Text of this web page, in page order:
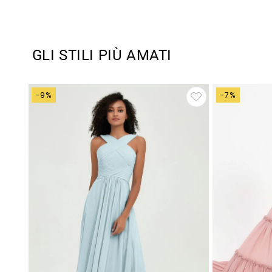
GLI STILI PIÙ AMATI
-9% -7%